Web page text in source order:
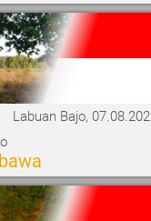
Labuan Bajo,